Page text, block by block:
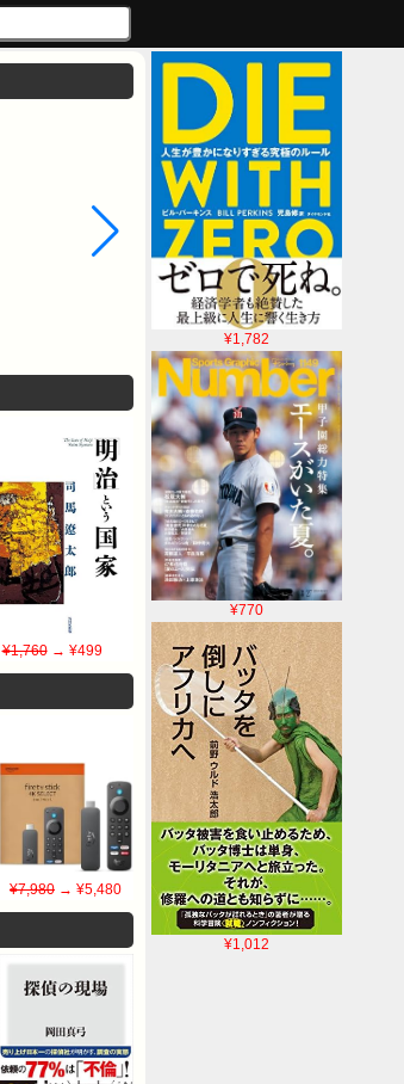
¥1,782
¥770
¥1,012
¥1,760→ ¥499
¥7,980→ ¥5,480